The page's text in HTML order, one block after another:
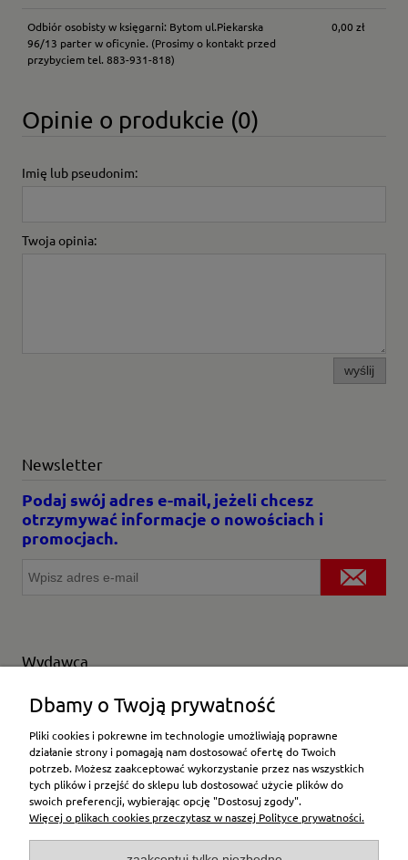
Odbiór osobisty w księgarni: Bytom ul.Piekarska
96/13 parter w oficynie. (Prosimy o kontakt przed
przybyciem tel. 883-931-818)
0,00 zł
Opinie o produkcie (0)
Imię lub pseudonim:
Twoja opinia:
wyślij
Newsletter
Podaj swój adres e-mail, jeżeli chcesz
otrzymywać informacje o nowościach i
promocjach.
Wydawca
Wybierz producenta
Moje konto
Płatności i dostawa
Dbamy o Twoją prywatność
Pliki cookies i pokrewne im technologie umożliwiają poprawne
działanie strony i pomagają nam dostosować ofertę do Twoich
potrzeb. Możesz zaakceptować wykorzystanie przez nas wszystkich
tych plików i przejść do sklepu lub dostosować użycie plików do
swoich preferencji, wybierając opcję "Dostosuj zgody".
Więcej o plikach cookies przeczytasz w naszej Polityce prywatności.